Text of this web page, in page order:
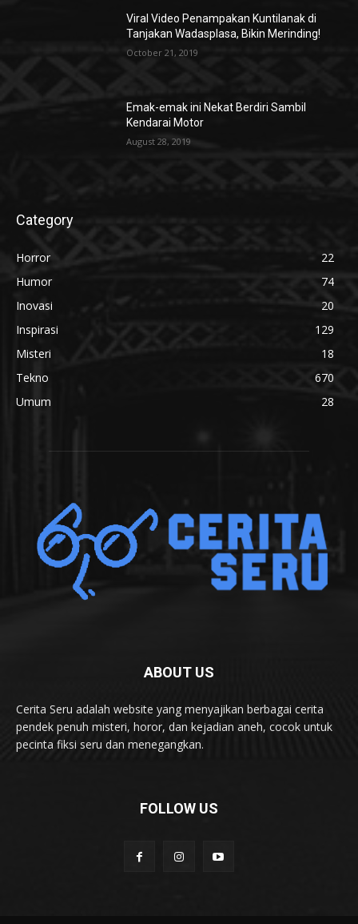
Viral Video Penampakan Kuntilanak di
Tanjakan Wadasplasa, Bikin Merinding!
October 21, 2019
Emak-emak ini Nekat Berdiri Sambil
Kendarai Motor
August 28, 2019
Category
Horror
22
Humor
74
Inovasi
20
Inspirasi
129
Misteri
18
Tekno
670
Umum
28
ABOUT US
Cerita Seru adalah website yang menyajikan berbagai cerita
pendek penuh misteri, horor, dan kejadian aneh, cocok untuk
pecinta fiksi seru dan menegangkan.
FOLLOW US